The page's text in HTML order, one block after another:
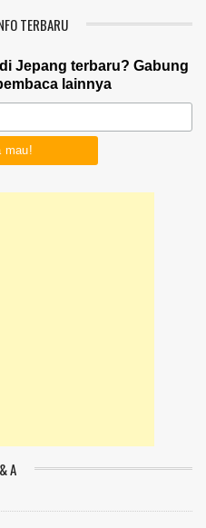
TERBARU
Jepang terbaru? Gabung
lainnya
A